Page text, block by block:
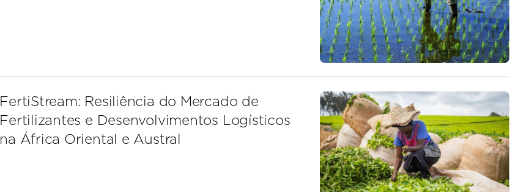
FertiStream: Resiliência do Mercado de
Fertilizantes e Desenvolvimentos Logísticos
na África Oriental e Austral